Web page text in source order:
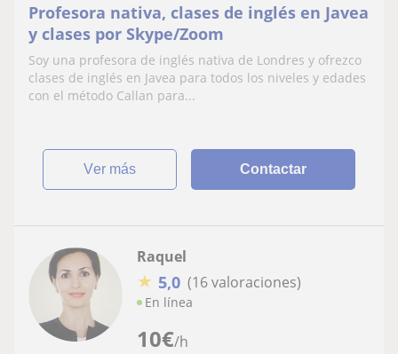
Profesora nativa, clases de inglés en Javea
y clases por Skype/Zoom
Soy una profesora de inglés nativa de Londres y ofrezco
clases de inglés en Javea para todos los niveles y edades
con el método Callan para...
ver más Contactar
10€/h
Raquel
★ 5,0 (16 valoraciones)
En línea